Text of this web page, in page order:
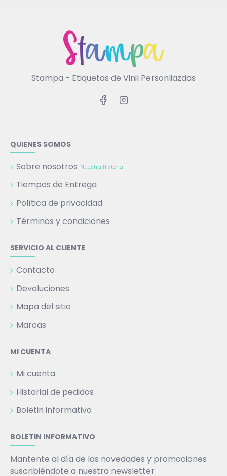
Stampa - Etiquetas de Vinil Personliazdas
QUIENES SOMOS
Sobre nosotros Nuestra Historia
Tiempos de Entrega
Política de privacidad
Términos y condiciones
SERVICIO AL CLIENTE
Contacto
Devoluciones
Mapa del sitio
Marcas
MI CUENTA
Mi cuenta
Historial de pedidos
Boletin informativo
BOLETIN INFORMATIVO
Mantente al día de las novedades y promociones
suscribiéndote a nuestra newsletter